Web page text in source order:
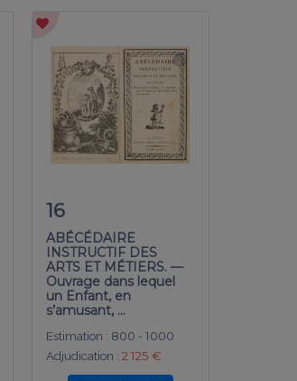
16
ABÉCÉDAIRE
INSTRUCTIF DES
ARTS ET MÉTIERS. —
Ouvrage dans lequel
un Enfant, en
s’amusant, …
Estimation : 800 - 1000
Adjudication : 2 125 €